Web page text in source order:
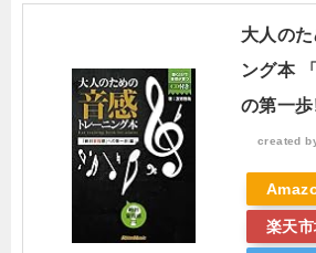
大人の
ング本
の第一
created
楽天